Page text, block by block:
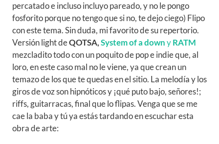
percatado e incluso incluyo pareado, y no le pongo
fosforito porque no tengo que si no, te dejo ciego) Flipo
con este tema. Sin duda, mi favorito de su repertorio.
Versión light deQOTSA,System of a downyRATM
mezcladito todo con un poquito de pop e indie que, al
loro, en este caso mal no le viene, ya que crean un
temazo de los que te quedas en el sitio. La melodía y los
giros de voz son hipnóticos y ¡qué puto bajo, señores!;
riffs, guitarracas, final que lo flipas. Venga que se me
cae la baba y tú ya estás tardando en escuchar esta
obra de arte: